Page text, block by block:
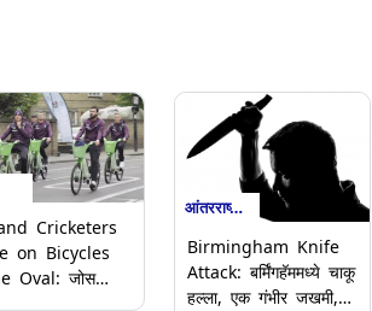
Cricketers
on Bicycles
Oval: जोस
आंतरराष्ट्रीय
Birmingham Knife
Attack: बर्मिंगहॅममध्ये चाकू
हल्ला, एक गंभीर जखमी,